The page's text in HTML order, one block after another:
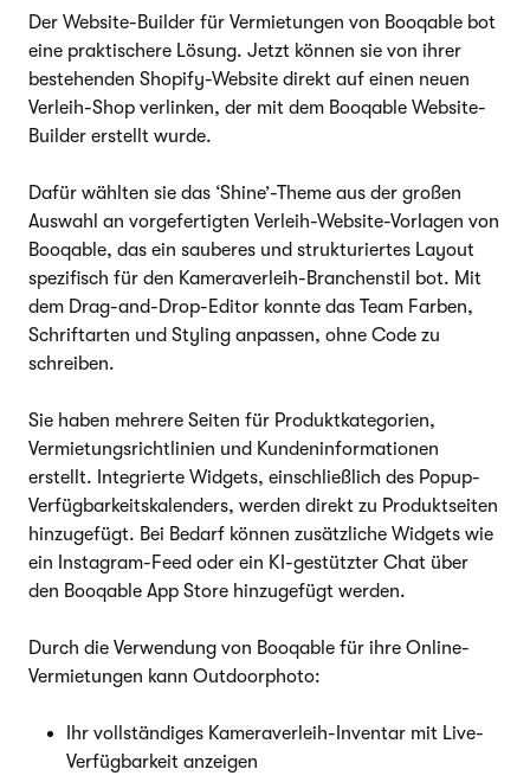
Der Website-Builder für Vermietungen von Booqable bot
eine praktischere Lösung. Jetzt können sie von ihrer
bestehenden Shopify-Website direkt auf einen neuen
Verleih-Shop verlinken, der mit dem Booqable Website-
Builder erstellt wurde.
Dafür wählten sie das ‘Shine’-Theme aus der großen
Auswahl an vorgefertigten Verleih-Website-Vorlagen von
Booqable, das ein sauberes und strukturiertes Layout
spezifisch für den Kameraverleih-Branchenstil bot. Mit
dem Drag-and-Drop-Editor konnte das Team Farben,
Schriftarten und Styling anpassen, ohne Code zu
schreiben.
Sie haben mehrere Seiten für Produktkategorien,
Vermietungsrichtlinien und Kundeninformationen
erstellt. Integrierte Widgets, einschließlich des Popup-
Verfügbarkeitskalenders, werden direkt zu Produktseiten
hinzugefügt. Bei Bedarf können zusätzliche Widgets wie
ein Instagram-Feed oder ein KI-gestützter Chat über
den Booqable App Store hinzugefügt werden.
Durch die Verwendung von Booqable für ihre Online-
Vermietungen kann Outdoorphoto:
Ihr vollständiges Kameraverleih-Inventar mit Live-
Verfügbarkeit anzeigen